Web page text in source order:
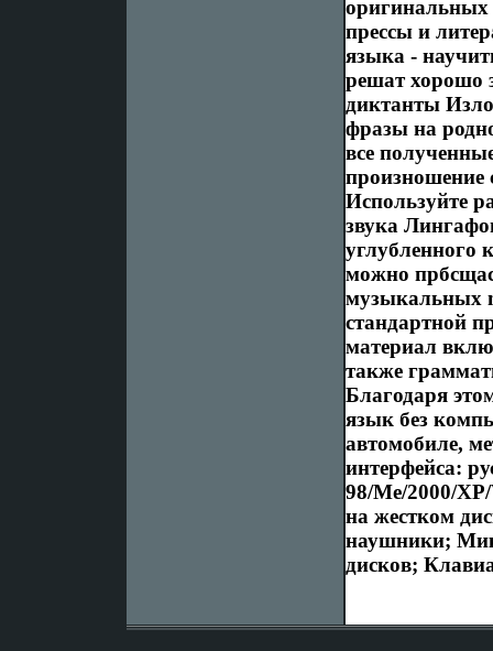
оригинальных
прессы и
языка -
решат хорошо
диктанты
фразы на
все
произношение
Используйте
звука
углубленного
можно
музыкальных
стандартной
материал
также
Благодаря
язык без
автомобиле,
интерфейса:
98/Me/2000/
на жестком
наушники;
дисков;